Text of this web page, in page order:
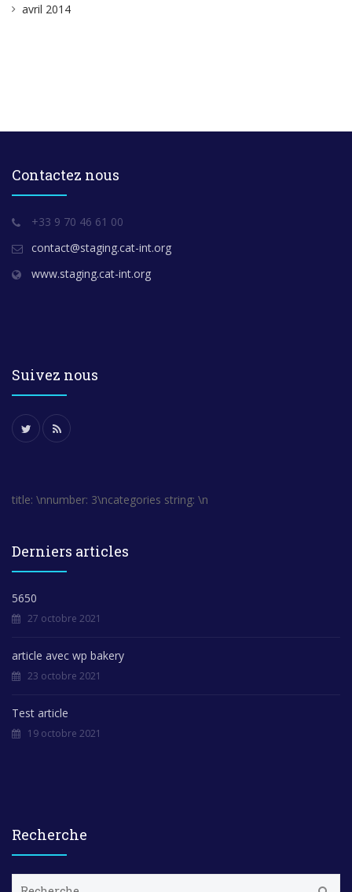
avril 2014
Contactez nous
+33 9 70 46 61 00
contact@staging.cat-int.org
www.staging.cat-int.org
Suivez nous
title: \nnumber: 3\ncategories string: \n
Derniers articles
5650
27 octobre 2021
article avec wp bakery
23 octobre 2021
Test article
19 octobre 2021
Recherche